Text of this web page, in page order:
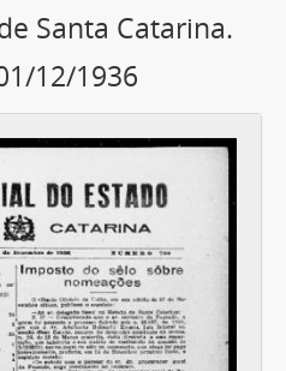
Santa Catarina.
12/1936